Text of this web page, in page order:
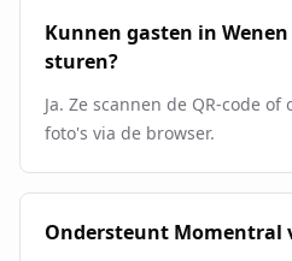
Kunnen gasten in
sturen?
Ja. Ze scannen de QR-code
foto's via de browser.
Ondersteunt Momentral